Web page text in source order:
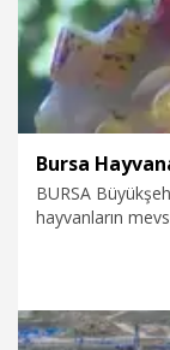
BURSA
hayvanların
bahçesindeki
buzlu meyve